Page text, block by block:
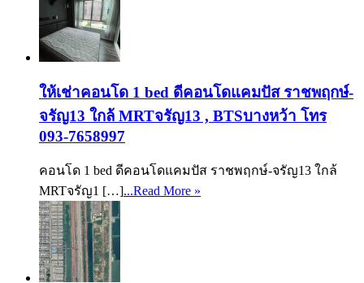
ให้เช่าคอนโด 1 bed ดีคอนโดแคมปัส ราชพฤกษ์-
จรัญ13 ใกล้ MRTจรัญ13 , BTSบางหว้า โทร
093-7658997
คอนโด 1 bed ดีคอนโดแคมปัส ราชพฤกษ์-จรัญ13 ใกล้
MRTจรัญ1 […]...Read More »